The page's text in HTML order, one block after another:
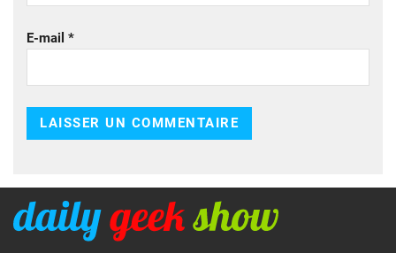
E-mail *